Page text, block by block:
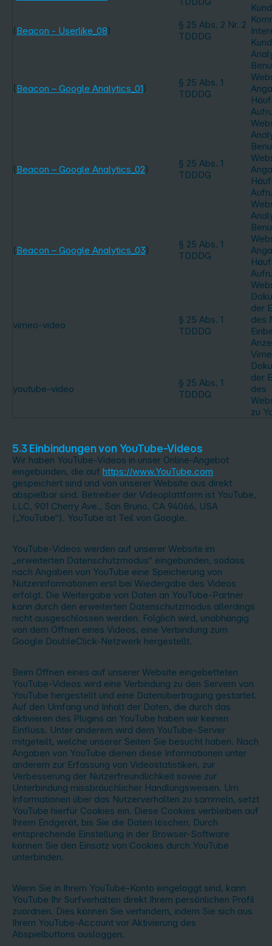
(Beacon - Userlike_08)
§ 25 Abs. 2 Nr. 2
TDDDG
(Beacon – Google Analytics_01)
§ 25 Abs. 1
TDDDG
(Beacon – Google Analytics_02)
§ 25 Abs. 1
TDDDG
(Beacon – Google Analytics_03)
§ 25 Abs. 1
TDDDG
vimeo-video
§ 25 Abs. 1
TDDDG
der
des
youtube-video
§ 25 Abs. 1
TDDDG
der
des
zu
5.3 Einbindungen von YouTube-Videos
Wir haben YouTube-Videos in unser Online-Angebot
eingebunden, die auf https://www.YouTube.com
gespeichert sind und von unserer Website aus direkt
abspielbar sind. Betreiber der Videoplattform ist YouTube,
LLC, 901 Cherry Ave., San Bruno, CA 94066, USA
(„YouTube“). YouTube ist Teil von Google.
YouTube-Videos werden auf unserer Website im
„erweiterten Datenschutzmodus“ eingebunden, sodass
nach Angaben von YouTube eine Speicherung von
Nutzerinformationen erst bei Wiedergabe des Videos
erfolgt. Die Weitergabe von Daten an YouTube-Partner
kann durch den erweiterten Datenschutzmodus allerdings
nicht ausgeschlossen werden. Folglich wird, unabhängig
von dem Öffnen eines Videos, eine Verbindung zum
Google DoubleClick-Netzwerk hergestellt.
Beim Öffnen eines auf unserer Website eingebetteten
YouTube-Videos wird eine Verbindung zu den Servern von
YouTube hergestellt und eine Datenübertragung gestartet.
Auf den Umfang und Inhalt der Daten, die durch das
aktivieren des Plugins an YouTube haben wir keinen
Einfluss. Unter anderem wird dem YouTube-Server
mitgeteilt, welche unserer Seiten Sie besucht haben. Nach
Angaben von YouTube dienen diese Informationen unter
anderem zur Erfassung von Videostatistiken, zur
Verbesserung der Nutzerfreundlichkeit sowie zur
Unterbindung missbräuchlicher Handlungsweisen. Um
Informationen über das Nutzerverhalten zu sammeln, setzt
YouTube hierfür Cookies ein. Diese Cookies verbleiben auf
Ihrem Endgerät, bis Sie die Daten löschen. Durch
entsprechende Einstellung in der Browser-Software
können Sie den Einsatz von Cookies durch YouTube
unterbinden.
Wenn Sie in Ihrem YouTube-Konto eingeloggt sind, kann
YouTube Ihr Surfverhalten direkt Ihrem persönlichen Profil
zuordnen. Dies können Sie verhindern, indem Sie sich aus
Ihrem YouTube-Account vor Aktivierung des
Abspielbuttons ausloggen.